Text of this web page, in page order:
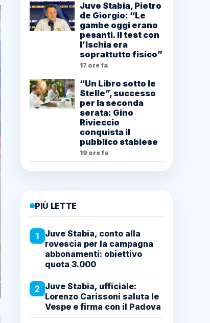
Juve Stabia, Pietro
de Giorgio: “Le
gambe oggi erano
pesanti. Il test con
l’Ischia era
soprattutto fisico”
17 ore fa
“Un Libro sotto le
Stelle”, successo
per la seconda
serata: Gino
Rivieccio
conquista il
pubblico stabiese
19 ore fa
PIÙ LETTE
1
Juve Stabia, conto alla
rovescia per la campagna
abbonamenti: obiettivo
quota 3.000
2 Juve Stabia, ufficiale:
Lorenzo Carissoni saluta le
Vespe e firma con il Padova